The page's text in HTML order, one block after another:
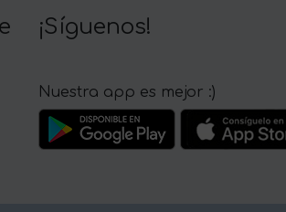
¡Síguenos!
Nuestra app es mejor :)